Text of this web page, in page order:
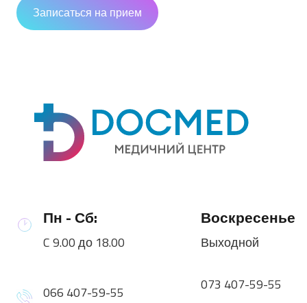
Пн - Сб:
C 9.00 до 18.00
Воскресенье
Выходной
066 407-59-55 073 407-59-55